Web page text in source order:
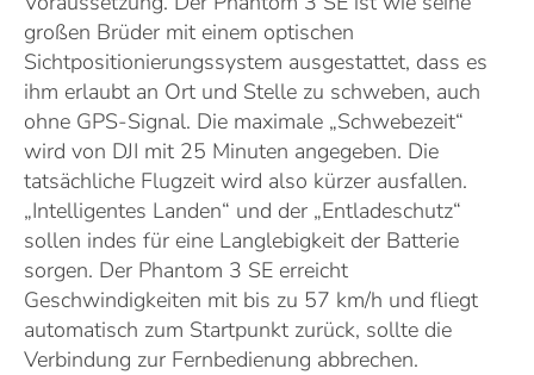
großen Brüder mit einem optischen
Sichtpositionierungssystem ausgestattet, dass es
ihm erlaubt an Ort und Stelle zu schweben, auch
ohne GPS-Signal. Die maximale „Schwebezeit“
wird von DJI mit 25 Minuten angegeben. Die
tatsächliche Flugzeit wird also kürzer ausfallen.
„Intelligentes Landen“ und der „Entladeschutz“
sollen indes für eine Langlebigkeit der Batterie
sorgen. Der Phantom 3 SE erreicht
Geschwindigkeiten mit bis zu 57 km/h und fliegt
automatisch zum Startpunkt zurück, sollte die
Verbindung zur Fernbedienung abbrechen.